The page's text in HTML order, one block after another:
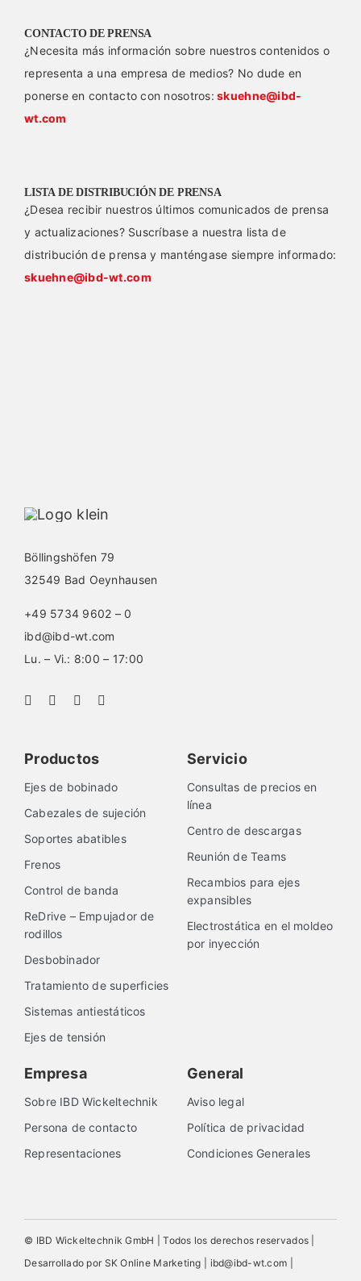
CONTACTO DE PRENSA
¿Necesita más información sobre nuestros contenidos o
representa a una empresa de medios? No dude en
ponerse en contacto con nosotros: skuehne@ibd-
wt.com
LISTA DE DISTRIBUCIÓN DE PRENSA
¿Desea recibir nuestros últimos comunicados de prensa
y actualizaciones? Suscríbase a nuestra lista de
distribución de prensa y manténgase siempre informado:
skuehne@ibd-wt.com
Böllingshöfen 79
32549 Bad Oeynhausen
+49 5734 9602 – 0
ibd@ibd-wt.com
Lu. – Vi.: 8:00 – 17:00
Productos
Ejes de bobinado
Cabezales de sujeción
Soportes abatibles
Frenos
Control de banda
ReDrive – Empujador de
rodillos
Desbobinador
Tratamiento de superficies
Sistemas antiestáticos
Ejes de tensión
Servicio
Consultas de precios en
línea
Centro de descargas
Reunión de Teams
Recambios para ejes
expansibles
Electrostática en el moldeo
por inyección
Empresa
Sobre IBD Wickeltechnik
Persona de contacto
Representaciones
General
Aviso legal
Política de privacidad
Condiciones Generales
© IBD Wickeltechnik GmbH | Todos los derechos reservados |
Desarrollado por SK Online Marketing | ibd@ibd-wt.com |